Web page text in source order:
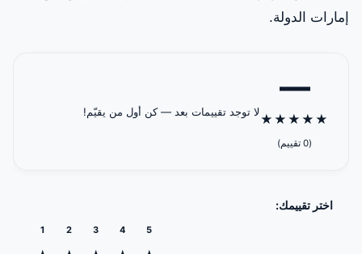
إمارات الدولة.
—
★
★
★
★
★
(0 تقييم)
لا توجد تقييمات بعد — كن أول من يقيّم!
اختر تقييمك:
1 2 3 4 5